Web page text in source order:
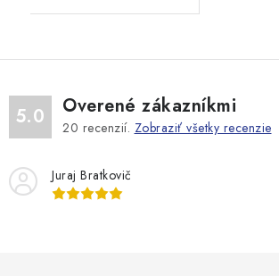
5.0 Overené zákazníkmi
20 recenzií. Zobraziť všetky recenzie
Juraj Bratkovič